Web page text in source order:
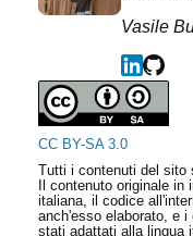
Vasile
CC BY-SA 3.0
Tutti i contenuti del sito
Il contenuto originale
italiana, il codice
anch'esso elaborato, e
stati adattati alla lingua